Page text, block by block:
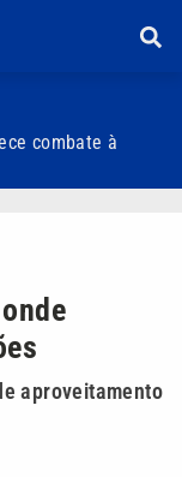
combate à
aproveitamento